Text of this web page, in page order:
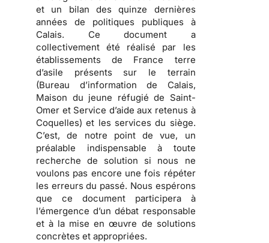
et un bilan des quinze dernières
années de politiques publiques à
Calais. Ce document a
collectivement été réalisé par les
établissements de France terre
d’asile présents sur le terrain
(Bureau d’information de Calais,
Maison du jeune réfugié de Saint-
Omer et Service d’aide aux retenus à
Coquelles) et les services du siège.
C’est, de notre point de vue, un
préalable indispensable à toute
recherche de solution si nous ne
voulons pas encore une fois répéter
les erreurs du passé. Nous espérons
que ce document participera à
l’émergence d’un débat responsable
et à la mise en œuvre de solutions
concrètes et appropriées.